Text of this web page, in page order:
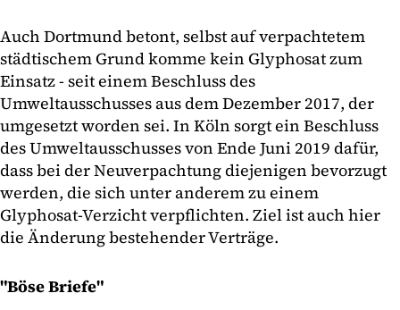
Auch Dortmund betont, selbst auf verpachtetem
städtischem Grund komme kein Glyphosat zum
Einsatz - seit einem Beschluss des
Umweltausschusses aus dem Dezember 2017, der
umgesetzt worden sei. In Köln sorgt ein Beschluss
des Umweltausschusses von Ende Juni 2019 dafür,
dass bei der Neuverpachtung diejenigen bevorzugt
werden, die sich unter anderem zu einem
Glyphosat-Verzicht verpflichten. Ziel ist auch hier
die Änderung bestehender Verträge.
"Böse Briefe"